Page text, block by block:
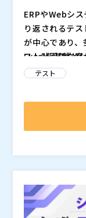
ERPやWebシ
り返されるテ
が中心であり、
スト計画の立
録に至るまでが
経験や暗黙知
品質リスクを
のが現実です。
Excelを基盤と
が、テスト範囲
化が困難であ
す。その結果
儀なくされる
理は担当者が
としてテストプ
を押し上げる
ションのご紹
務のExcel依存
1,100社以上の
たベリサーブ
めに、テストプ
つの側面から、
を解説します。
株式会社ベリサ
株式会社オー
マジセミ株式会
※共催、協賛、
れる可能性があ
テスト